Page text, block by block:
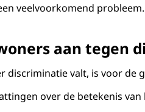
veelvoorkomend
aan tegen
discriminatie valt, is voor
over de betekenis